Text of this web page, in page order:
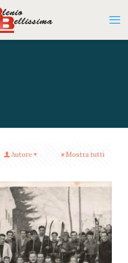
Autore Mostra tutti